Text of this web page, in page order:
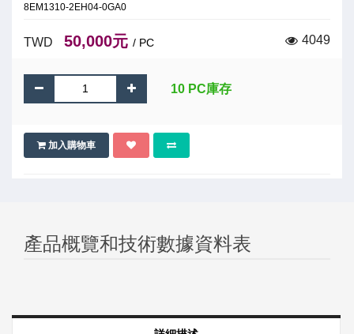
8EM1310-2EH04-0GA0
TWD 50,000元 / PC 4049
10 PC庫存
加入購物車
產品概覽和技術數據資料表